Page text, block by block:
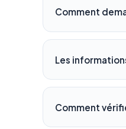
Comment
Les
Comment